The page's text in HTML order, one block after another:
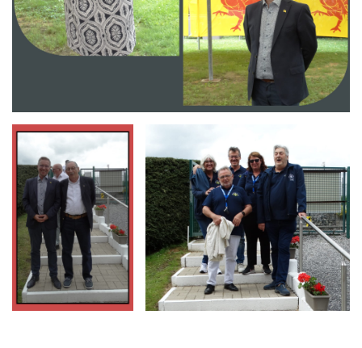
Branding
ARMCHAIR ARMCHAIR